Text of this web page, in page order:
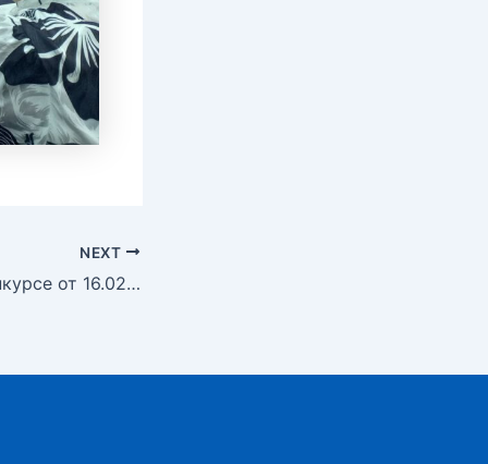
NEXT
Извещение о конкурсе от 16.02.2026 г.